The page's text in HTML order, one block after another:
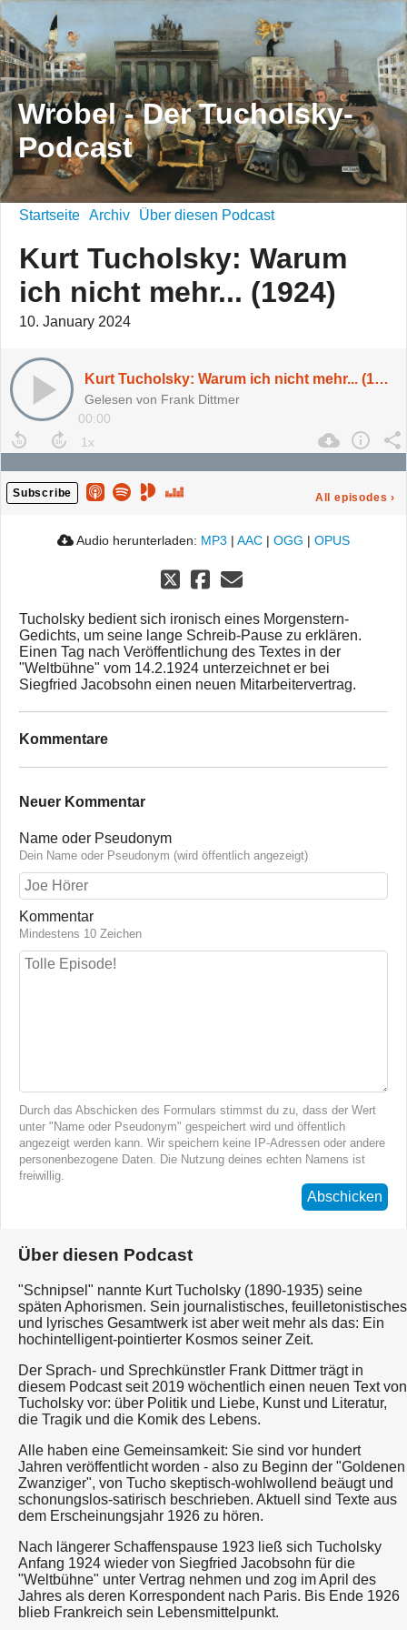
Wrobel - Der Tucholsky-
Podcast
Startseite Archiv Über diesen Podcast
Kurt Tucholsky: Warum
ich nicht mehr... (1924)
10. January 2024
Kurt Tucholsky: Warum ich nicht mehr... (1924)
Gelesen von Frank Dittmer
00:00
Subscribe All episodes ›
Audio herunterladen: MP3 | AAC | OGG | OPUS
Tucholsky bedient sich ironisch eines Morgenstern-
Gedichts, um seine lange Schreib-Pause zu erklären.
Einen Tag nach Veröffentlichung des Textes in der
"Weltbühne" vom 14.2.1924 unterzeichnet er bei
Siegfried Jacobsohn einen neuen Mitarbeitervertrag.
Kommentare
Neuer Kommentar
Name oder Pseudonym
Dein Name oder Pseudonym (wird öffentlich angezeigt)
Kommentar
Mindestens 10 Zeichen
Durch das Abschicken des Formulars stimmst du zu, dass der Wert
unter "Name oder Pseudonym" gespeichert wird und öffentlich
angezeigt werden kann. Wir speichern keine IP-Adressen oder andere
personenbezogene Daten. Die Nutzung deines echten Namens ist
freiwillig.
Abschicken
Über diesen Podcast
"Schnipsel" nannte Kurt Tucholsky (1890-1935) seine
späten Aphorismen. Sein journalistisches, feuilletonistisches
und lyrisches Gesamtwerk ist aber weit mehr als das: Ein
hochintelligent-pointierter Kosmos seiner Zeit.
Der Sprach- und Sprechkünstler Frank Dittmer trägt in
diesem Podcast seit 2019 wöchentlich einen neuen Text von
Tucholsky vor: über Politik und Liebe, Kunst und Literatur,
die Tragik und die Komik des Lebens.
Alle haben eine Gemeinsamkeit: Sie sind vor hundert
Jahren veröffentlicht worden - also zu Beginn der "Goldenen
Zwanziger", von Tucho skeptisch-wohlwollend beäugt und
schonungslos-satirisch beschrieben. Aktuell sind Texte aus
dem Erscheinungsjahr 1926 zu hören.
Nach längerer Schaffenspause 1923 ließ sich Tucholsky
Anfang 1924 wieder von Siegfried Jacobsohn für die
"Weltbühne" unter Vertrag nehmen und zog im April des
Jahres als deren Korrespondent nach Paris. Bis Ende 1926
blieb Frankreich sein Lebensmittelpunkt.